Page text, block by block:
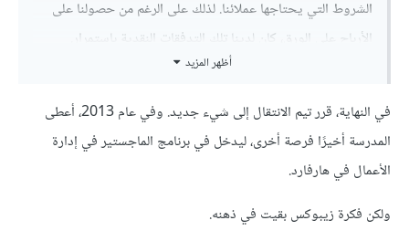
الشروط التي يحتاجها عملائنا.لذلك على الرغم من حصولنا على
الأرباح على الورق، كان لدينا تلك التدفقات النقدية باستمرار
أظهر المزيد
في النهاية، قرر تيم الانتقال إلى شيء جديد. وفي عام 2013، أعطى
المدرسة أخيرًا فرصة أخرى، ليدخل في برنامج الماجستير في إدارة
الأعمال في هارفارد.
ولكن فكرة زيبوكس بقيت في ذهنه.